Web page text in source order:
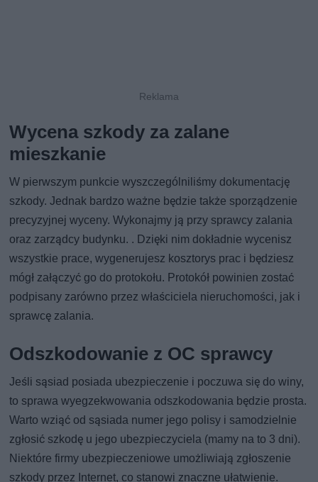
Wycena szkody za zalane
mieszkanie
W pierwszym punkcie wyszczególniliśmy dokumentację
szkody. Jednak bardzo ważne będzie także sporządzenie
precyzyjnej wyceny. Wykonajmy ją przy sprawcy zalania
oraz zarządcy budynku. . Dzięki nim dokładnie wycenisz
wszystkie prace, wygenerujesz kosztorys prac i będziesz
mógł załączyć go do protokołu. Protokół powinien zostać
podpisany zarówno przez właściciela nieruchomości, jak i
sprawcę zalania.
Odszkodowanie z OC sprawcy
Jeśli sąsiad posiada ubezpieczenie i poczuwa się do winy,
to sprawa wyegzekwowania odszkodowania będzie prosta.
Warto wziąć od sąsiada numer jego polisy i samodzielnie
zgłosić szkodę u jego ubezpieczyciela (mamy na to 3 dni).
Niektóre firmy ubezpieczeniowe umożliwiają zgłoszenie
szkody przez Internet, co stanowi znaczne ułatwienie.